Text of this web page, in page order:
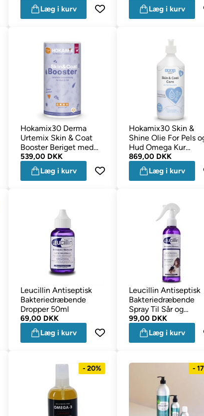
Læg i kurv
Læg i kurv
Hokamix30 Derma
Urtemix Skin & Coat
Booster Beriget med
Chlorella 750g
539,00 DKK
Læg i kurv
Hokamix30 Skin &
Shine Olie For Pels
Hud Omega Kur
1000ml
869,00 DKK
Læg i kurv
Leucillin Antiseptisk
Bakteriedræbende
Dropper 50ml
69,00 DKK
Læg i kurv
Leucillin Antiseptisk
Bakteriedræbende
Spray Til Sår og
Hududfordringer
99,00 DKK
Læg i kurv
- 20% -